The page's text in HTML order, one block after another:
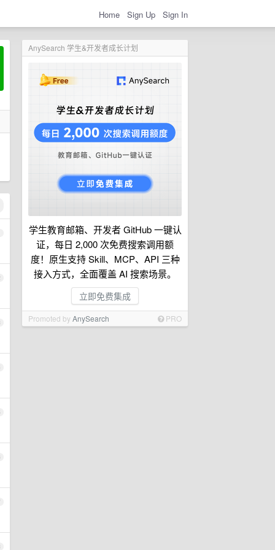
Home Sign Up Sign In
AnySearch 学生&开发者成长计划
学生教育邮箱、开发者 GitHub 一键认
证，每日 2,000 次免费搜索调用额
度！原生支持 Skill、MCP、API 三种
接入方式，全面覆盖 AI 搜索场景。
立即免费集成
Promoted byAnySearch PRO